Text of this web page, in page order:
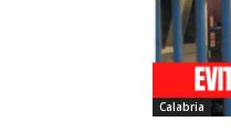
Calabria